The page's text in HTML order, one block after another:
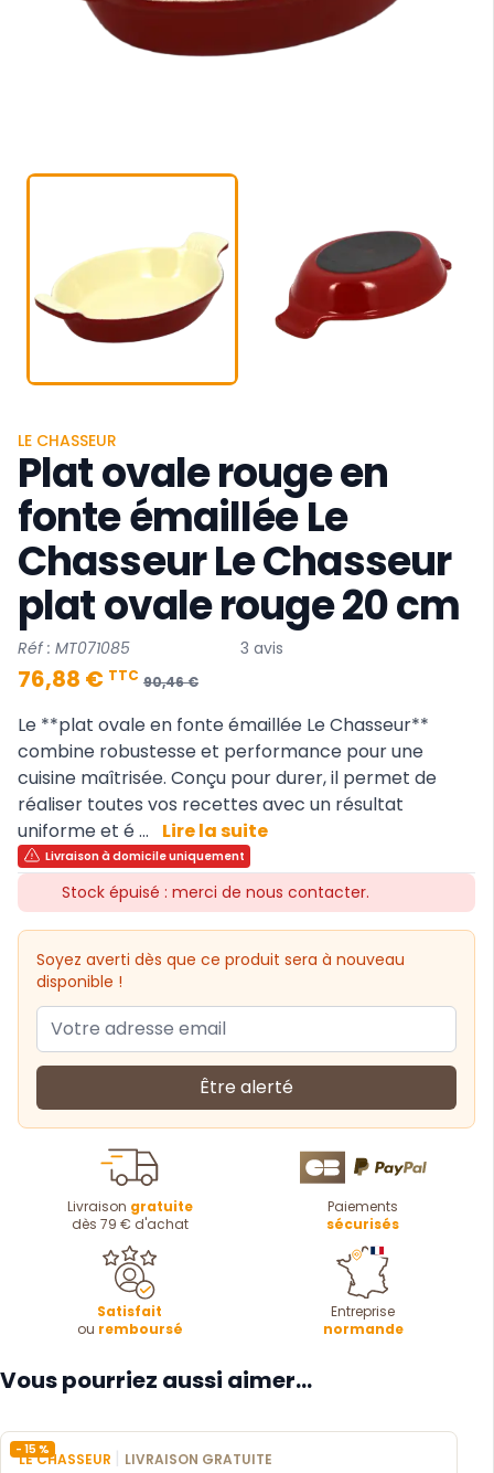
LE CHASSEUR
Plat ovale rouge en
fonte émaillée Le
Chasseur Le Chasseur
plat ovale rouge 20 cm
Réf : MT071085 3 avis
76,88 € TTC 90,46 €
Le **plat ovale en fonte émaillée Le Chasseur**
combine robustesse et performance pour une
cuisine maîtrisée. Conçu pour durer, il permet de
réaliser toutes vos recettes avec un résultat
uniforme et é ...
Lire la suite
Livraison à domicile uniquement
Stock épuisé : merci de nous contacter.
Soyez averti dès que ce produit sera à nouveau
disponible !
Être alerté
Livraison gratuite
dès 79 € d'achat
Paiements
sécurisés
Satisfait
ou remboursé
Entreprise
normande
Vous pourriez aussi aimer...
- 15 %
LE CHASSEUR | LIVRAISON GRATUITE